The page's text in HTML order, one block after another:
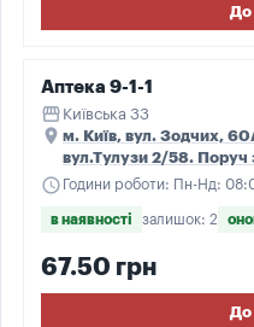
До
Аптека 9-1-1
storefront Київська 33
place м. Київ, вул. Зодчих,
вул.Тулузи 2/58.
schedule Години роботи: Пн-Нд:
в наявності залишок: 2
67.50 грн
До